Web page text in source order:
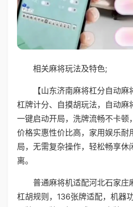
相关麻将玩法及特色;
【山东济南麻将杠分自动
杠牌计分、自摸胡玩法，自动麻
一键启动开局，洗牌流畅不卡顿
价格实惠性价比高，家用娱乐耐
局，无需复杂操作，轻松畅享休
离。
普通麻将机适配河北石家庄
杠胡规则，136张牌适配，机器